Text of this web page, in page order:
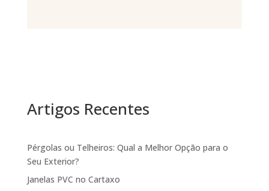
Artigos Recentes
Pérgolas ou Telheiros: Qual a Melhor Opção para o
Seu Exterior?
Janelas PVC no Cartaxo